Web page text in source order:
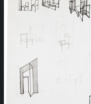
EXPOSITIONS